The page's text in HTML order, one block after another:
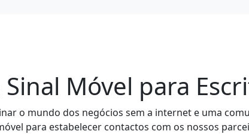
Móvel para
o mundo dos negócios sem a internet e uma
para estabelecer contactos com os nossos